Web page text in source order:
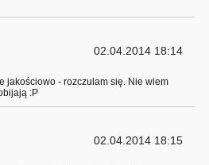
02.04.2014 18:14
jakościowo - rozczulam się. Nie wiem
:P
02.04.2014 18:15